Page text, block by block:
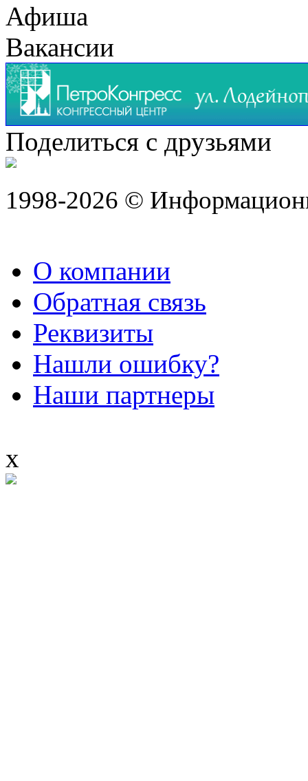
Афиша
Вакансии
Поделиться с друзьями
1998-2026 ©
О компании
Обратная связь
Реквизиты
Нашли ошибку?
Наши партнеры
x